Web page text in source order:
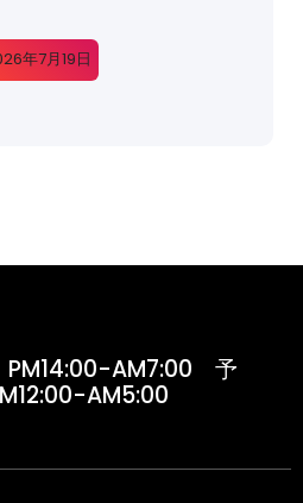
年7月19日
PM14:00-AM7:00 予
AM5:00